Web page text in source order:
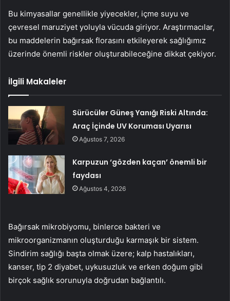
Bu kimyasallar genellikle yiyecekler, içme suyu ve
çevresel maruziyet yoluyla vücuda giriyor. Araştırmacılar,
bu maddelerin bağırsak florasını etkileyerek sağlığımız
üzerinde önemli riskler oluşturabileceğine dikkat çekiyor.
İlgili Makaleler
Sürücüler Güneş Yanığı Riski Altında:
Araç İçinde UV Koruması Uyarısı
Ağustos 7, 2026
Karpuzun ‘gözden kaçan’ önemli bir
faydası
Ağustos 4, 2026
Bağırsak mikrobiyomu, binlerce bakteri ve
mikroorganizmanın oluşturduğu karmaşık bir sistem.
Sindirim sağlığı başta olmak üzere; kalp hastalıkları,
kanser, tip 2 diyabet, uykusuzluk ve erken doğum gibi
birçok sağlık sorunuyla doğrudan bağlantılı.